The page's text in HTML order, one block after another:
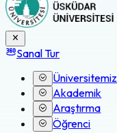
Sanal Tur
Üniversitemiz
Akademik
Araştırma
Öğrenci